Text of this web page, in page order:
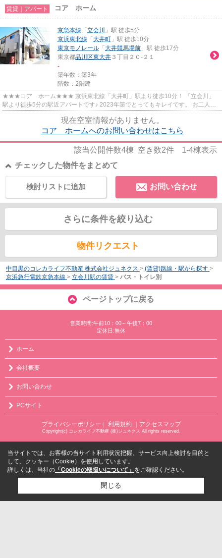
賃貸｜アパート コア ホーム
京急本線 「 立会川
」駅 徒歩5分
京浜東北線 「 大井町 」駅 徒歩10分
東京モノレール 「 大井競馬場前 」駅 徒歩17分
東京都品川区東大井 ３丁目２０-２１
-
築年数：築3年
階数：2階建
★★★コア ホーム★★★ 京浜東北線「大井町」駅より徒歩10分！ 「立会川」
駅より徒歩5分の駅近アパートです♪ 2023年築でとってもキレイです。 お二人入
現在空室情報がありません。
コア ホームへのお問い合わせはこちら
該当公開件数4棟 空き数2件 1-4棟表示
チェックした物件をまとめて
お問い合わせ
検討リストに追加
さらに条件を絞り込む
物件リクエスト
中目黒のコレカライフ不動産 株式会社ジュネクス > (賃貸)路線・駅から探す >
京浜急行電鉄京急本線 > 立会川駅の賃貸 > バス・トイレ別
ページトップに戻る
営業時間:午前10：00～午後7：00
定休日:無休
ホーム
会社概要
お問い合わせ
PCサイト
プライバシーポリシー ｜ 利用規約 ｜アクセスマップ
Copyright(c) コレカライフ不動産 (株)ジュネクス All rights reserved.
当サイトでは、お客様の当サイト利用状況把握、サービス向上検討を目的と
して、クッキー（Cookie）を使用しています。
詳しくは、当社の 「Cookieの取扱いについて」 をご確認ください。
閉じる